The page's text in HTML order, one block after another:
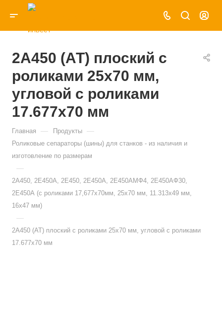
2А450 (АТ) плоский с
роликами 25х70 мм,
угловой с роликами
17.677х70 мм
Главная — Продукты —
Роликовые сепараторы (шины) для станков - из наличия и
изготовление по размерам
—
2А450, 2Е450А, 2Е450, 2Е450А, 2Е450АМФ4, 2Е450АФ30,
2Е450А (с роликами 17,677х70мм, 25х70 мм, 11.313х49 мм,
16х47 мм)
—
2А450 (АТ) плоский с роликами 25х70 мм, угловой с роликами
17.677х70 мм